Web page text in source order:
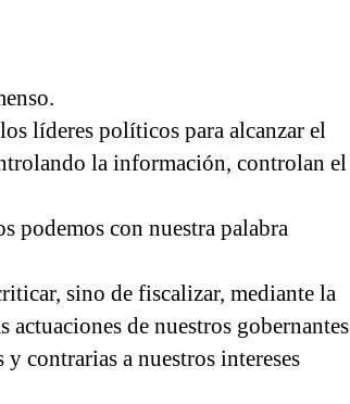
líderes políticos para alcanzar el
la información, controlan el
podemos con nuestra palabra
sino de fiscalizar, mediante la
actuaciones de nuestros gobernantes
contrarias a nuestros intereses